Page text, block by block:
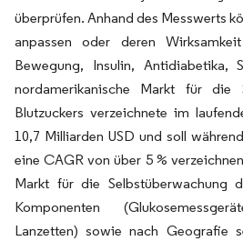
überprüfen. Anhand des Messwerts
anpassen oder deren
Bewegung, Insulin, Antidiabetika,
nordamerikanische Markt für die
Blutzuckers verzeichnete im
10,7 Milliarden USD und soll
eine CAGR von über 5 %
Markt für die Selbstüberwachung
Komponenten
Lanzetten) sowie nach Geografie